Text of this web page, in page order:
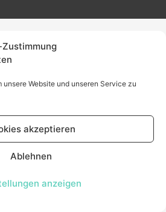
Website und unseren Service zu
akzeptieren
Ablehnen
anzeigen